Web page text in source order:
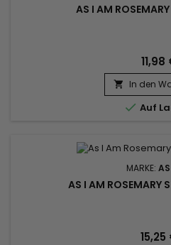
AS I AM
11,98
 In den
 Auf
MARKE:
AS I AM ROSEMARY
15,25